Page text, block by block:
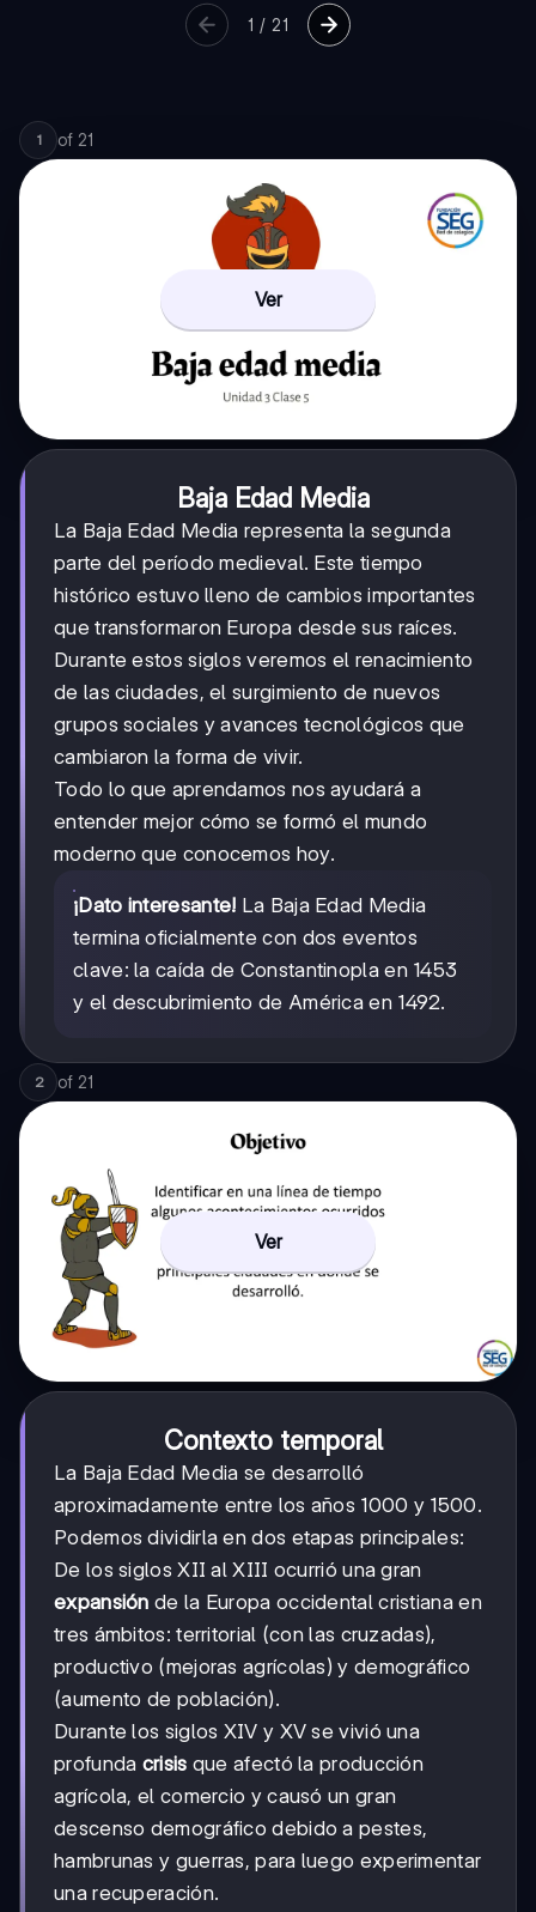
1 / 21
1 of 21
Ver
Baja Edad Media
La Baja Edad Media representa la segunda
parte del período medieval. Este tiempo
histórico estuvo lleno de cambios importantes
que transformaron Europa desde sus raíces.
Durante estos siglos veremos el renacimiento
de las ciudades, el surgimiento de nuevos
grupos sociales y avances tecnológicos que
cambiaron la forma de vivir.
Todo lo que aprendamos nos ayudará a
entender mejor cómo se formó el mundo
moderno que conocemos hoy.
¡Dato interesante! La Baja Edad Media
termina oficialmente con dos eventos
clave: la caída de Constantinopla en 1453
y el descubrimiento de América en 1492.
2 of 21
Ver
Contexto temporal
La Baja Edad Media se desarrolló
aproximadamente entre los años 1000 y 1500.
Podemos dividirla en dos etapas principales:
De los siglos XII al XIII ocurrió una gran
expansión de la Europa occidental cristiana en
tres ámbitos: territorial (con las cruzadas),
productivo (mejoras agrícolas) y demográfico
(aumento de población).
Durante los siglos XIV y XV se vivió una
profunda crisis que afectó la producción
agrícola, el comercio y causó un gran
descenso demográfico debido a pestes,
hambrunas y guerras, para luego experimentar
una recuperación.